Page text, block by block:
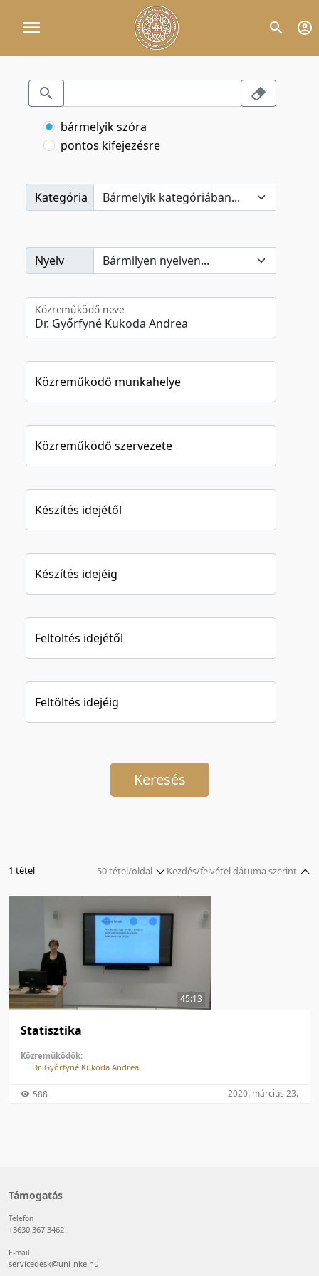
bármelyik szóra
pontos kifejezésre
Kategória
Nyelv
Közreműködő neve
Közreműködő munkahelye
Közreműködő szervezete
Készítés idejétől
Készítés idejéig
Feltöltés idejétől
Feltöltés idejéig
Keresés
Kezdés/felvétel dátuma szerint
Relevancia szerint
Kezdés/felvétel dátuma szerint
Feltöltés dátuma szerint
Feltöltés dátuma szerint
Utolsó módosítás szerint
1 tétel
50 tétel/oldal
5 tétel/oldal
10 tétel/oldal
20 tétel/oldal
50 tétel/oldal
100 tétel/oldal
45:13
Statisztika
Közreműködők:
Dr. Győrfyné Kukoda Andrea
588 2020. március 23.
Támogatás
Telefon
+3630 367 3462
E-mail
servicedesk@uni-nke.hu